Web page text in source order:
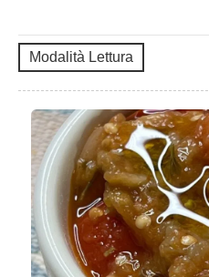
Modalità Lettura